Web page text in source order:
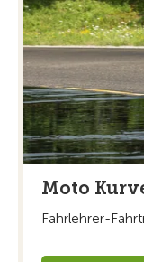
Moto
Fahrlehrer-